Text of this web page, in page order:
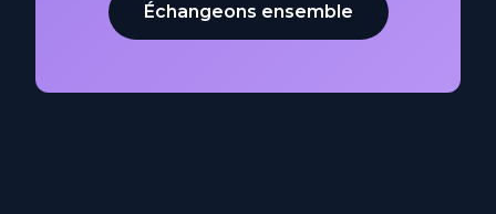
Échangeons ensemble